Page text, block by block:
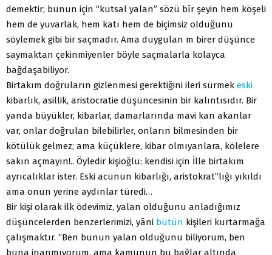
demektir; bunun için “kutsal yalan” sözü bîr şeyin hem köşeli
hem de yuvarlak, hem katı hem de biçimsiz olduğunu
söylemek gibi bir saçmadır. Ama duygulan m birer düşünce
saymaktan çekinmiyenler böyle saçmalarla kolayca
bağdaşabiliyor.
Birtakım doğruların gizlenmesi gerektiğini ileri sürmek eski
kibarlık, asillik, aristocratie düşüncesinin bir kalıntısıdır. Bir
yanda büyükler, kibarlar, damarlarında mavi kan akanlar
var, onlar doğrulan bilebilirler, onların bilmesinden bir
kötülük gelmez; ama küçüklere, kibar olmıyanlara, kölelere
sakın açmayın!.. Öyledir kişioğlu: kendisi için İlle birtakım
ayrıcalıklar ister. Eski acunun kibarlığı, aristokrat”lığı yıkıldı
ama onun yerine aydınlar türedi…
Bir kişi olarak ilk ödevimiz, yalan olduğunu anladığımız
düşüncelerden benzerlerimizi, yâni bütün kişileri kurtarmağa
çalışmaktır. “Ben bunun yalan olduğunu biliyorum, ben
buna inanmıyorum, ama kamunun bu bağlar altında